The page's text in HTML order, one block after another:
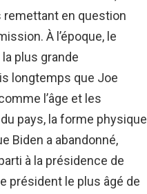
en question
À l’époque, le
plus grande
longtemps que Joe
l’âge et les
pays, la forme physique
Biden a abandonné,
à la présidence de
président le plus âgé de